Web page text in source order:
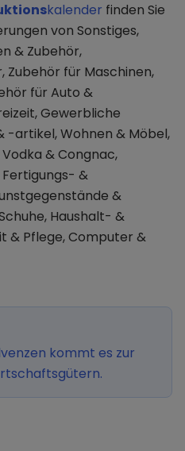
kalender finden Sie
von Sonstiges,
& Zubehör,
Zubehör für Maschinen,
für Auto &
Gewerbliche
-artikel, Wohnen & Möbel,
& Congnac,
&
&
Haushalt- &
& Pflege, Computer &
kommt es zur